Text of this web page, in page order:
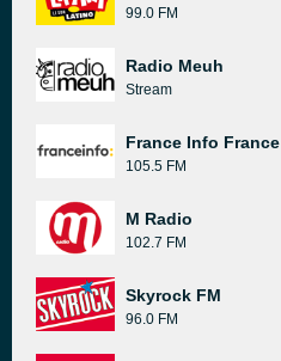
99.0 FM
Radio Meuh
Stream
France Info France
105.5 FM
M Radio
102.7 FM
Skyrock FM
96.0 FM